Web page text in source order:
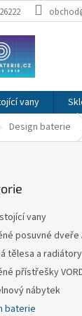
vany
Design baterie
vany
posuvné dveře
tělesa a radiátory
přístřešky
nábytek
baterie